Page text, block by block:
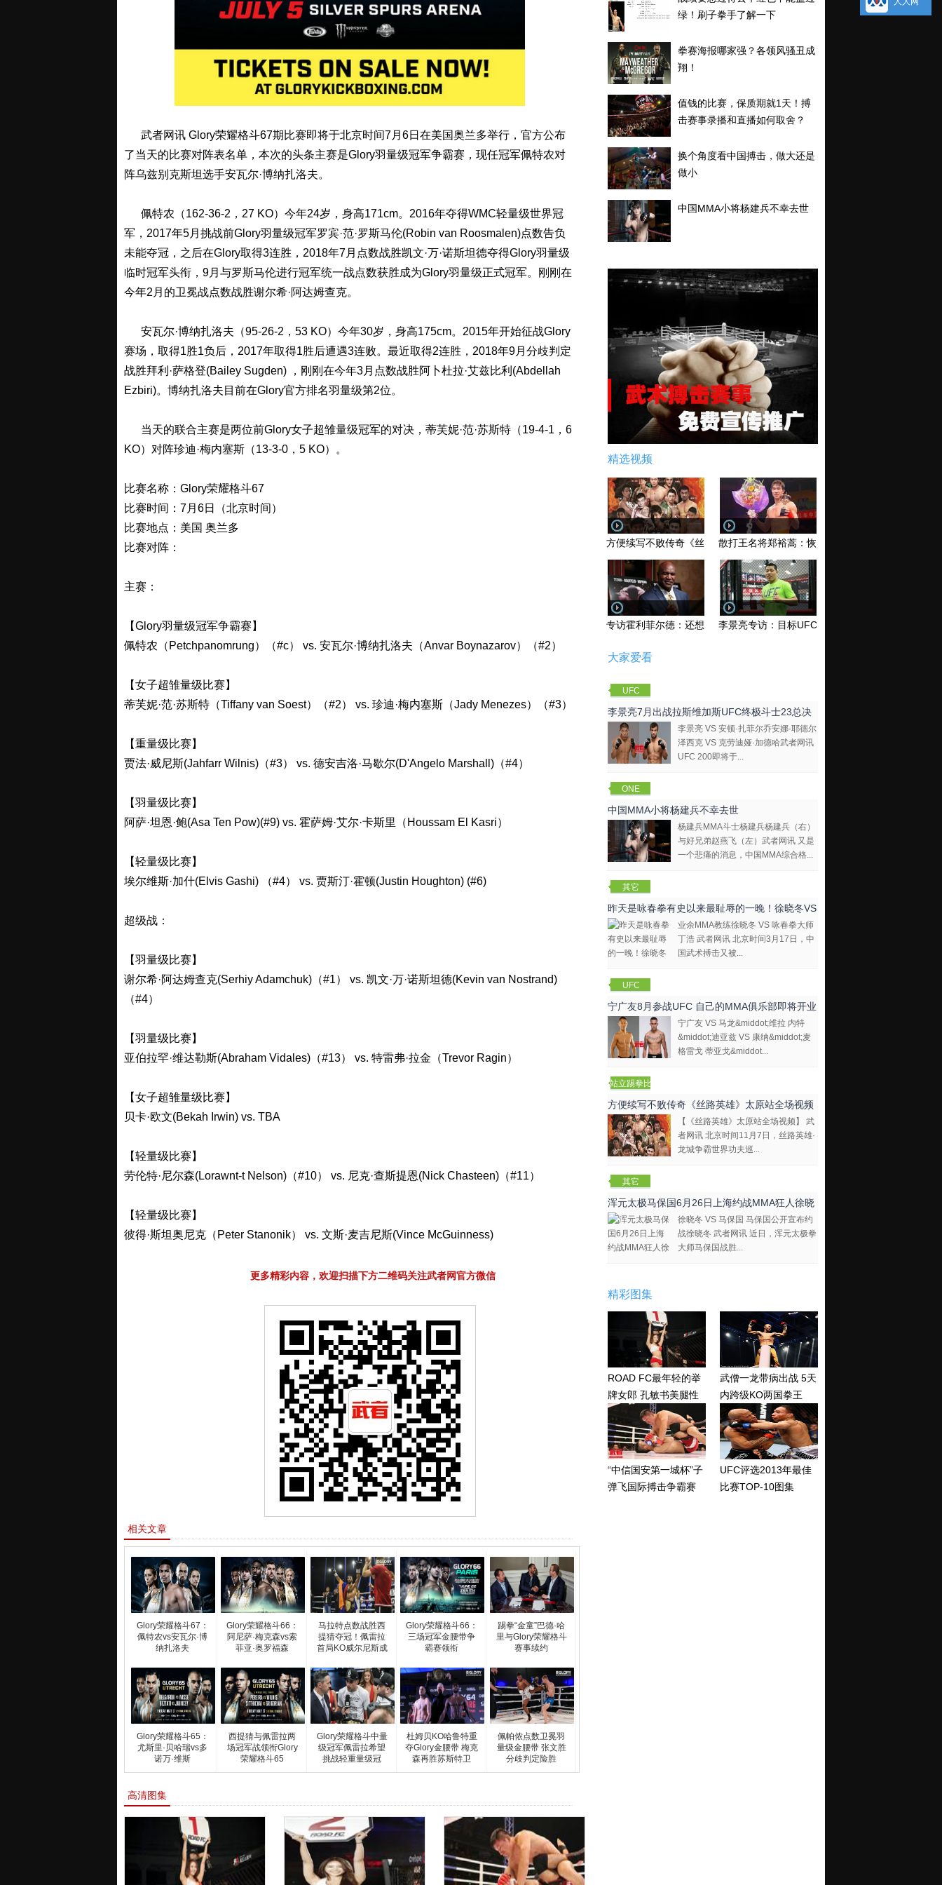
武者网讯 Glory荣耀格斗67期比赛即将于北京时间7月6日在美国奥兰多举行，官方公布
了当天的比赛对阵表名单，本次的头条主赛是Glory羽量级冠军争霸赛，现任冠军佩特农对
阵乌兹别克斯坦选手安瓦尔·博纳扎洛夫。
佩特农（162-36-2，27 KO）今年24岁，身高171cm。2016年夺得WMC轻量级世界冠
军，2017年5月挑战前Glory羽量级冠军罗宾·范·罗斯马伦(Robin van Roosmalen)点数告负
未能夺冠，之后在Glory取得3连胜，2018年7月点数战胜凯文·万·诺斯坦德夺得Glory羽量级
临时冠军头衔，9月与罗斯马伦进行冠军统一战点数获胜成为Glory羽量级正式冠军。刚刚在
今年2月的卫冕战点数战胜谢尔希·阿达姆查克。
安瓦尔·博纳扎洛夫（95-26-2，53 KO）今年30岁，身高175cm。2015年开始征战Glory
赛场，取得1胜1负后，2017年取得1胜后遭遇3连败。最近取得2连胜，2018年9月分歧判定
战胜拜利·萨格登(Bailey Sugden) ，刚刚在今年3月点数战胜阿卜杜拉·艾兹比利(Abdellah
Ezbiri)。博纳扎洛夫目前在Glory官方排名羽量级第2位。
当天的联合主赛是两位前Glory女子超雏量级冠军的对决，蒂芙妮·范·苏斯特（19-4-1，6
KO）对阵珍迪·梅内塞斯（13-3-0，5 KO）。
比赛名称：Glory荣耀格斗67
比赛时间：7月6日（北京时间）
比赛地点：美国 奥兰多
比赛对阵：
主赛：
【Glory羽量级冠军争霸赛】
佩特农（Petchpanomrung）（#c） vs. 安瓦尔·博纳扎洛夫（Anvar Boynazarov）（#2）
【女子超雏量级比赛】
蒂芙妮·范·苏斯特（Tiffany van Soest）（#2） vs. 珍迪·梅内塞斯（Jady Menezes）（#3）
【重量级比赛】
贾法·威尼斯(Jahfarr Wilnis)（#3） vs. 德安吉洛·马歇尔(D'Angelo Marshall)（#4）
【羽量级比赛】
阿萨·坦恩·鲍(Asa Ten Pow)(#9) vs. 霍萨姆·艾尔·卡斯里（Houssam El Kasri）
【轻量级比赛】
埃尔维斯·加什(Elvis Gashi) （#4） vs. 贾斯汀·霍顿(Justin Houghton) (#6)
超级战：
【羽量级比赛】
谢尔希·阿达姆查克(Serhiy Adamchuk)（#1） vs. 凯文·万·诺斯坦德(Kevin van Nostrand)
（#4）
【羽量级比赛】
亚伯拉罕·维达勒斯(Abraham Vidales)（#13） vs. 特雷弗·拉金（Trevor Ragin）
【女子超雏量级比赛】
贝卡·欧文(Bekah Irwin) vs. TBA
【轻量级比赛】
劳伦特·尼尔森(Lorawnt-t Nelson)（#10） vs. 尼克·查斯提恩(Nick Chasteen)（#11）
【轻量级比赛】
彼得·斯坦奥尼克（Peter Stanonik） vs. 文斯·麦吉尼斯(Vince McGuinness)
更多精彩内容，欢迎扫描下方二维码关注武者网官方微信
相关文章
Glory荣耀格斗67：
佩特农vs安瓦尔·博
纳扎洛夫
Glory荣耀格斗66：
阿尼萨·梅克森vs索
菲亚·奥罗福森
马拉特点数战胜西
提猜夺冠！佩雷拉
首局KO威尔尼斯成
Glory荣耀格斗66：
三场冠军金腰带争
霸赛领衔
踢拳“金童”巴德·哈
里与Glory荣耀格斗
赛事续约
Glory荣耀格斗65：
尤斯里·贝哈瑞vs多
诺万·维斯
西提猜与佩雷拉两
场冠军战领衔Glory
荣耀格斗65
Glory荣耀格斗中量
级冠军佩雷拉希望
挑战轻重量级冠
杜姆贝KO哈鲁特重
夺Glory金腰带 梅克
森再胜苏斯特卫
佩帕侬点数卫冕羽
量级金腰带 张文胜
分歧判定险胜
高清图集
绿！刷子拳手了解一下
拳赛海报哪家强？各领风骚丑成
翔！
值钱的比赛，保质期就1天！搏
击赛事录播和直播如何取舍？
换个角度看中国搏击，做大还是
做小
中国MMA小将杨建兵不幸去世
精选视频
方便续写不败传奇《丝路英雄》太原站全场视频
散打王名将郑裕蒿：恢复训练 有望回归擂台
专访霍利菲尔德：还想再和泰森干一架！李景亮专访：目标UFC金腰带 不做打酱油
大家爱看
UFC
李景亮7月出战拉斯维加斯UFC终极斗士23总决
李景亮 VS 安顿·扎菲尔乔安娜·耶德尔
泽西克 VS 克劳迪娅·加德哈武者网讯
UFC 200即将于...
ONE
Champions
hip
中国MMA小将杨建兵不幸去世
杨建兵MMA斗士杨建兵杨建兵（右）
与好兄弟赵燕飞（左）武者网讯 又是
一个悲痛的消息，中国MMA综合格...
其它
昨天是咏春拳有史以来最耻辱的一晚！徐晓冬VS
咏春拳大师
业余MMA教练徐晓冬 VS 咏春拳大师
丁浩 武者网讯 北京时间3月17日，中
国武术搏击又被...
UFC
宁广友8月参战UFC 自己的MMA俱乐部即将开业
宁广友 VS 马龙&middot;维拉 内特
&middot;迪亚兹 VS 康纳&middot;麦
格雷戈 蒂亚戈&middot...
站立踢拳比
赛视频
方便续写不败传奇《丝路英雄》太原站全场视频
【《丝路英雄》太原站全场视频】 武
者网讯 北京时间11月7日，丝路英雄·
龙城争霸世界功夫巡...
其它
浑元太极马保国6月26日上海约战MMA狂人徐晓
冬
徐晓冬 VS 马保国 马保国公开宣布约
战徐晓冬 武者网讯 近日，浑元太极拳
大师马保国战胜...
精彩图集
ROAD FC最年轻的举
牌女郎 孔敏书美腿性
感眼神清纯
武僧一龙带病出战 5天
内跨级KO两国拳王
“中信国安第一城杯”子
弹飞国际搏击争霸赛
UFC评选2013年最佳
比赛TOP-10图集